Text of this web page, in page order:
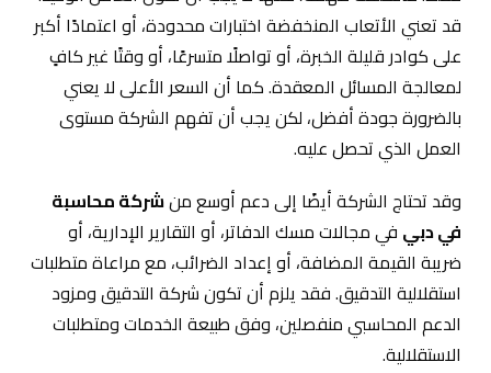
قد تعني الأتعاب المنخفضة اختبارات محدودة، أو اعتمادًا أكبر
على كوادر قليلة الخبرة، أو تواصلًا متسرعًا، أو وقتًا غير كافٍ
لمعالجة المسائل المعقدة. كما أن السعر الأعلى لا يعني
بالضرورة جودة أفضل، لكن يجب أن تفهم الشركة مستوى
العمل الذي تحصل عليه.
وقد تحتاج الشركة أيضًا إلى دعم أوسع منشركة محاسبة
في دبي في مجالات مسك الدفاتر، أو التقارير الإدارية، أو
ضريبة القيمة المضافة، أو إعداد الضرائب، مع مراعاة متطلبات
استقلالية التدقيق. فقد يلزم أن تكون شركة التدقيق ومزود
الدعم المحاسبي منفصلين، وفق طبيعة الخدمات ومتطلبات
الاستقلالية.